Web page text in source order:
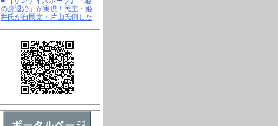
の虎退治」が実現！民主・姫
井氏が自民党・片山氏倒した